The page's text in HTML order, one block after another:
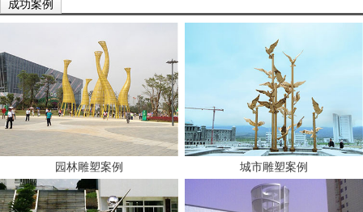
成功案例
园林雕塑案例 城市雕塑案例